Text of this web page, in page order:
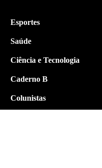
Esportes
Saúde
Ciência e Tecnologia
Caderno B
Colunistas